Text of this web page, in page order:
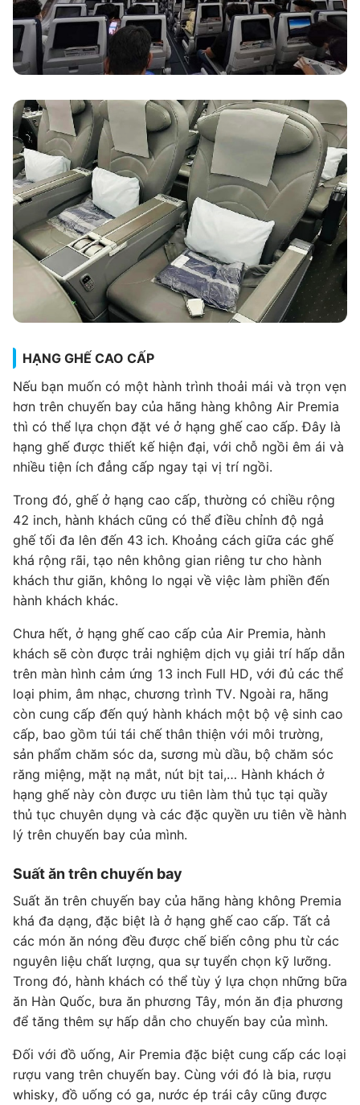
HẠNG GHẾ CAO CẤP
Nếu bạn muốn có một hành trình thoải mái và trọn vẹn
hơn trên chuyến bay của hãng hàng không Air Premia
thì có thể lựa chọn đặt vé ở hạng ghế cao cấp. Đây là
hạng ghế được thiết kế hiện đại, với chỗ ngồi êm ái và
nhiều tiện ích đẳng cấp ngay tại vị trí ngồi.
Trong đó, ghế ở hạng cao cấp, thường có chiều rộng
42 inch, hành khách cũng có thể điều chỉnh độ ngả
ghế tối đa lên đến 43 ich. Khoảng cách giữa các ghế
khá rộng rãi, tạo nên không gian riêng tư cho hành
khách thư giãn, không lo ngại về việc làm phiền đến
hành khách khác.
Chưa hết, ở hạng ghế cao cấp của Air Premia, hành
khách sẽ còn được trải nghiệm dịch vụ giải trí hấp dẫn
trên màn hình cảm ứng 13 inch Full HD, với đủ các thể
loại phim, âm nhạc, chương trình TV. Ngoài ra, hãng
còn cung cấp đến quý hành khách một bộ vệ sinh cao
cấp, bao gồm túi tái chế thân thiện với môi trường,
sản phẩm chăm sóc da, sương mù dầu, bộ chăm sóc
răng miệng, mặt nạ mắt, nút bịt tai,… Hành khách ở
hạng ghế này còn được ưu tiên làm thủ tục tại quầy
thủ tục chuyên dụng và các đặc quyền ưu tiên về hành
lý trên chuyến bay của mình.
Suất ăn trên chuyến bay
Suất ăn trên chuyến bay của hãng hàng không Premia
khá đa dạng, đặc biệt là ở hạng ghế cao cấp. Tất cả
các món ăn nóng đều được chế biến công phu từ các
nguyên liệu chất lượng, qua sự tuyển chọn kỹ lưỡng.
Trong đó, hành khách có thể tùy ý lựa chọn những bữa
ăn Hàn Quốc, bưa ăn phương Tây, món ăn địa phương
để tăng thêm sự hấp dẫn cho chuyến bay của mình.
Đối với đồ uống, Air Premia đặc biệt cung cấp các loại
rượu vang trên chuyến bay. Cùng với đó là bia, rượu
whisky, đồ uống có ga, nước ép trái cây cũng được